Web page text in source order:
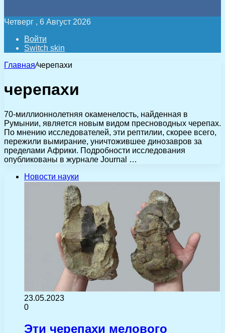
Четверг , 6 Август 2026
Войти
Switch skin
Главная/черепахи
черепахи
70-миллионнолетняя окаменелость, найденная в
Румынии, является новым видом пресноводных черепах.
По мнению исследователей, эти рептилии, скорее всего,
пережили вымирание, уничтожившее динозавров за
пределами Африки. Подробности исследования
опубликованы в журнале Journal …
Новости науки
23.05.2023
0
Эти черепахи мелового